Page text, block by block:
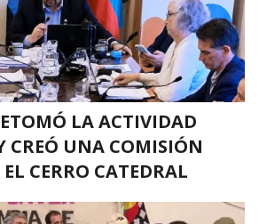
LA ACTIVIDAD
CREÓ UNA COMISIÓN
CERRO CATEDRAL